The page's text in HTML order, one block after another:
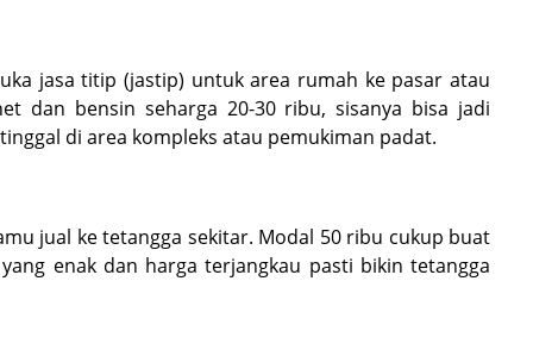
jasa titip (jastip) untuk area rumah ke pasar atau
dan bensin seharga 20-30 ribu, sisanya bisa jadi
di area kompleks atau pemukiman padat.
jual ke tetangga sekitar. Modal 50 ribu cukup buat
enak dan harga terjangkau pasti bikin tetangga